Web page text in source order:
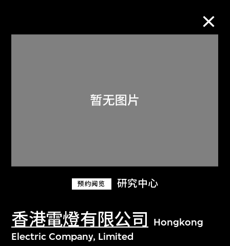
预约阅览 研究中心
香港電燈有限公司
Hongkong
Electric Company, Limited
关于M+藏品
探索世界顶级的二十及二十一世纪视觉
文化藏品。